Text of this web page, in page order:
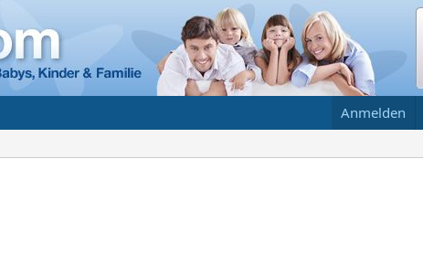
Anmelden